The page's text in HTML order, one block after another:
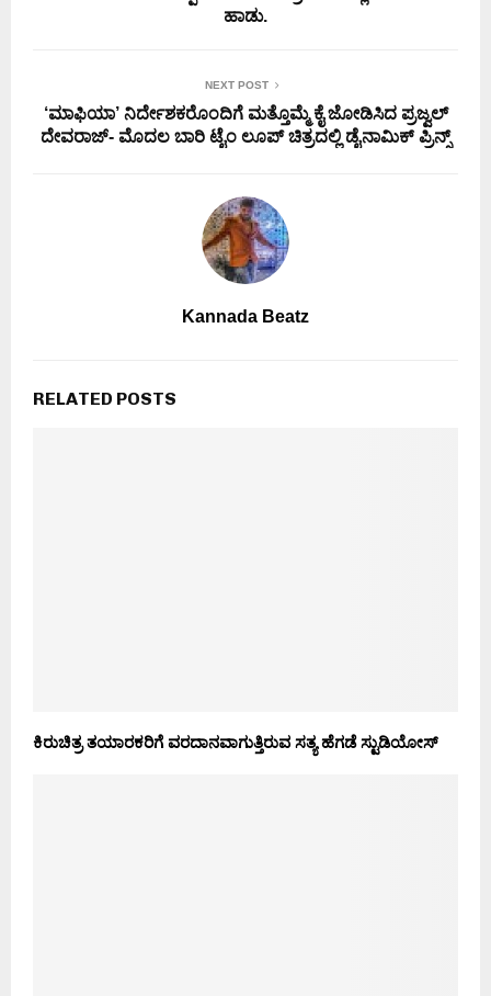
ಹಾಡು.
NEXT POST
‘ಮಾಫಿಯಾ’ ನಿರ್ದೇಶಕರೊಂದಿಗೆ ಮತ್ತೊಮ್ಮೆ ಕೈ ಜೋಡಿಸಿದ ಪ್ರಜ್ವಲ್
ದೇವರಾಜ್- ಮೊದಲ ಬಾರಿ ಟೈಂ ಲೂಪ್ ಚಿತ್ರದಲ್ಲಿ ಡೈನಾಮಿಕ್ ಪ್ರಿನ್ಸ್
Kannada Beatz
RELATED POSTS
ಕಿರುಚಿತ್ರ ತಯಾರಕರಿಗೆ ವರದಾನವಾಗುತ್ತಿರುವ ಸತ್ಯ ಹೆಗಡೆ ಸ್ಟುಡಿಯೋಸ್